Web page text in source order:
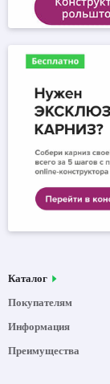
Каталог
Покупателям
Информация
Преимущества